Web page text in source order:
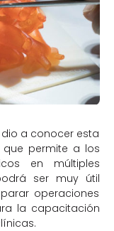
a conocer esta
que permite a los
en múltiples
ser muy útil
operaciones
la capacitación